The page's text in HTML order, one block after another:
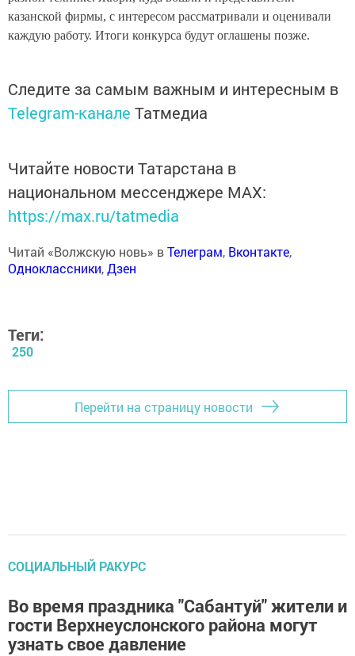
казанской фирмы, с интересом рассматривали и оценивали
каждую работу. Итоги конкурса будут оглашены позже.
Следите за самым важным и интересным в
Telegram-канале Татмедиа
Читайте новости Татарстана в
национальном мессенджере MАХ:
https://max.ru/tatmedia
Читай «Волжскую новь» вТелеграм, Вконтакте,
Одноклассники,Дзен
Теги:
250
Перейти на страницу новости
СОЦИАЛЬНЫЙ РАКУРС
Во время праздника "Сабантуй" жители и
гости Верхнеуслонского района могут
узнать свое давление